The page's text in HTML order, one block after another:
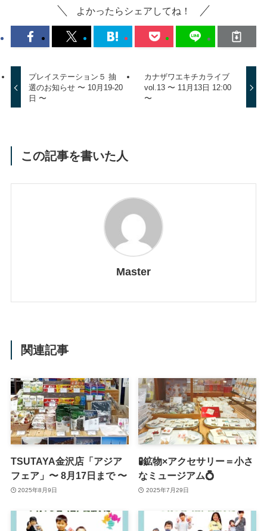
よかったらシェアしてね！
プレイステーション５ 抽
選のお知らせ 〜 10月19-20
日 〜
カナザワエキチカライブ
vol.13 〜 11月13日 12:00
〜
この記事を書いた人
Master
関連記事
TSUTAYA金沢店「アジア
フェア」〜 8月17日まで 〜
2025年8月9日
🧪鉱物×アクセサリー＝小さ
なミュージアム💍
2025年7月29日